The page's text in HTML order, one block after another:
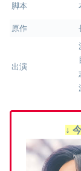
脚本
原作
出演
↓